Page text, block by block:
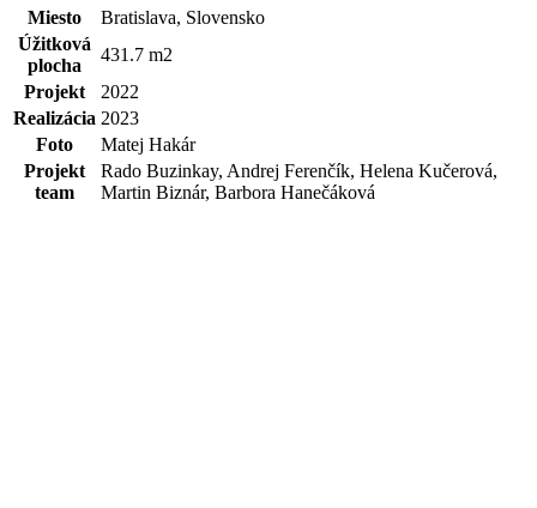
Miesto
Bratislava, Slovensko
Úžitková
plocha
431.7 m2
Projekt
2022
Realizácia 2023
Foto
Matej Hakár
Projekt
team
Rado Buzinkay, Andrej Ferenčík, Helena Kučerová,
Martin Biznár, Barbora Hanečáková